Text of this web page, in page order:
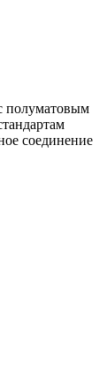
полуматовым
соединение